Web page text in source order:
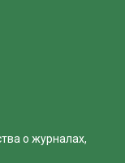
о журналах,